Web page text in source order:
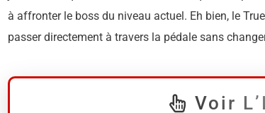
à affronter le boss du niveau actuel. Eh bien, le
passer directement à travers la pédale sans
Voir